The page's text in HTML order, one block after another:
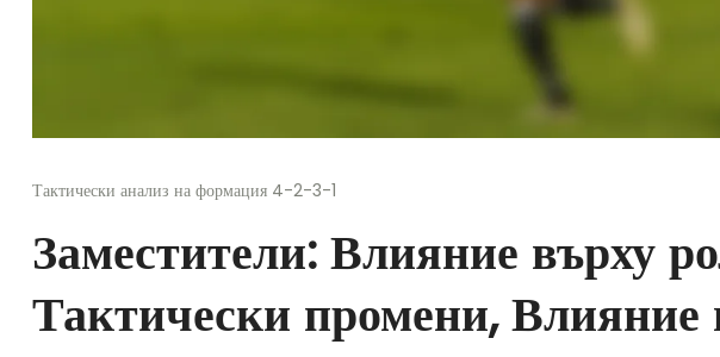
Тактически анализ на формация 4-2-3-1
Заместители: Влияние върху
Тактически промени, Влияние